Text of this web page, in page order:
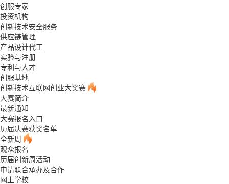
创服专家
投资机构
创新技术安全服务
供应链管理
产品设计代工
实验与注册
专利与人才
创服基地
创新技术互联网创业大奖赛
大赛简介
最新通知
大赛报名入口
历届决赛获奖名单
全新周
观众报名
历届创新周活动
申请联合承办及合作
网上学校